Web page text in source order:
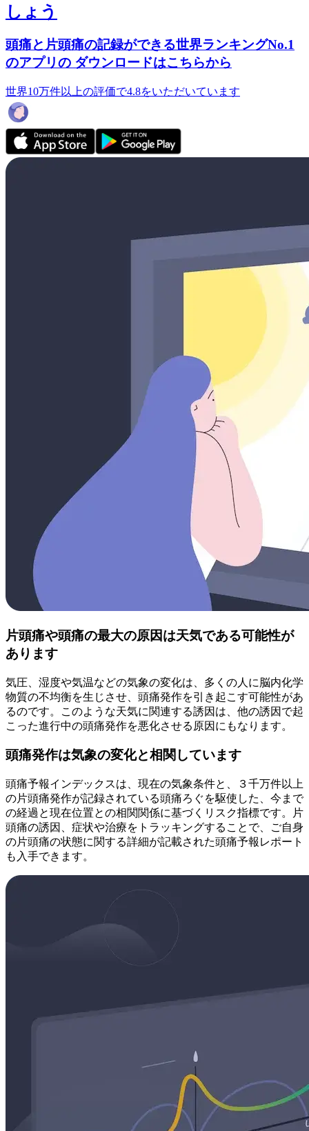
しょう
頭痛と片頭痛の記録ができる世界ランキングNo.1
のアプリの ダウンロードはこちらから
世界10万件以上の評価で4.8をいただいています
片頭痛や頭痛の最大の原因は天気である可能性が
あります
気圧、湿度や気温などの気象の変化は、多くの人に脳内化学
物質の不均衡を生じさせ、頭痛発作を引き起こす可能性があ
るのです。このような天気に関連する誘因は、他の誘因で起
こった進行中の頭痛発作を悪化させる原因にもなります。
頭痛発作は気象の変化と相関しています
頭痛予報インデックスは、現在の気象条件と、３千万件以上
の片頭痛発作が記録されている頭痛ろぐを駆使した、今まで
の経過と現在位置との相関関係に基づくリスク指標です。片
頭痛の誘因、症状や治療をトラッキングすることで、ご自身
の片頭痛の状態に関する詳細が記載された頭痛予報レポート
も入手できます。